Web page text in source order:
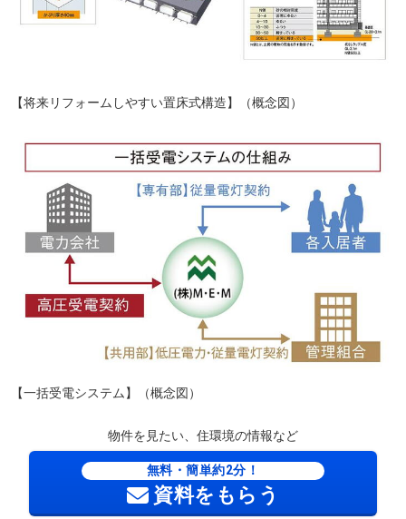
【将来リフォームしやすい置床式構造】（概念図）
【一括受電システム】（概念図）
物件を見たい、住環境の情報など
無料・簡単約2分！
資料をもらう